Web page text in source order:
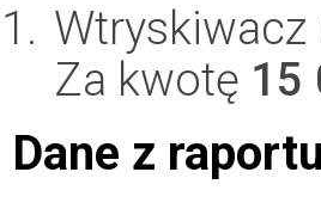
Wtryskiwacz
Za kwotę 15
Dane z